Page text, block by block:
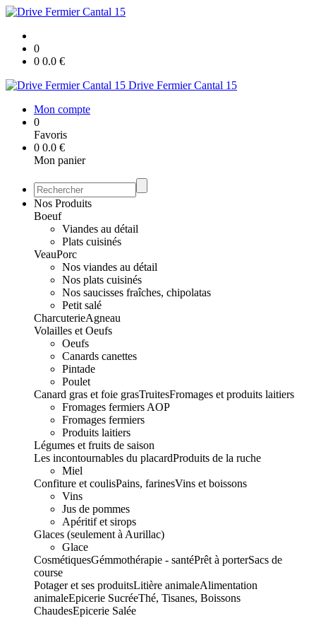
0
0 0.0 €
Drive Fermier Cantal 15
Mon compte
0
Favoris
0 0.0 €
Mon panier
Nos Produits
Boeuf
Viandes au détail
Plats cuisinés
VeauPorc
Nos viandes au détail
Nos plats cuisinés
Nos saucisses fraîches, chipolatas
Petit salé
CharcuterieAgneau
Volailles et Oeufs
Oeufs
Canards canettes
Pintade
Poulet
Canard gras et foie grasTruitesFromages et produits laitiers
Fromages fermiers AOP
Fromages fermiers
Produits laitiers
Légumes et fruits de saison
Les incontournables du placardProduits de la ruche
Miel
Confiture et coulisPains, farinesVins et boissons
Vins
Jus de pommes
Apéritif et sirops
Glaces (seulement à Aurillac)
Glace
CosmétiquesGémmothérapie - santéPrêt à porterSacs de
course
Potager et ses produitsLitière animaleAlimentation
animaleEpicerie SucréeThé, Tisanes, Boissons
ChaudesEpicerie Salée